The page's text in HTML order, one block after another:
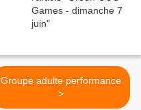
Groupe adulte performance
>